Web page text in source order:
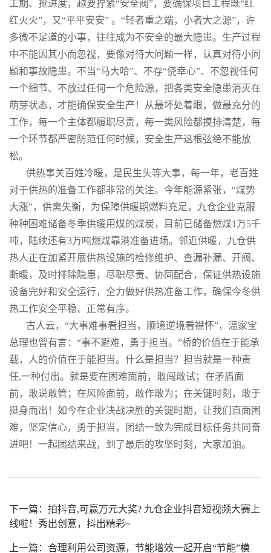
工期、抢进度，越要拧紧“安全阀”，要确保项目工程既“红
红火火”，又“平平安安” 。“轻者重之端，小者大之源”，许
多微不足道的小事，往往成为不安全的最大隐患。生产过程
中不能因其小而忽视，要像对待大问题一样，认真对待小问
题和事故隐患。不当“马大哈”、不存“侥幸心”、不忽视任何
一个细节、不放过任何一个危险源，把各类安全隐患消灭在
萌芽状态，才能确保安全生产！从最坏处着眼，做最充分的
工作，每一个主体都履职尽责，每一类风险都摸排清楚，每
一个环节都严密防范任何时候，安全生产这根弦绝不能放
松。
供热事关百姓冷暖，是民生头等大事，每一年，老百姓
对于供热的准备工作都非常的关注。今年能源紧张，“煤势
大涨”，供需失衡，为保障供暖期燃料充足，九仓企业克服
种种困难储备冬季供暖用煤的煤炭，目前已储备燃煤1万5千
吨，陆续还有3万吨燃煤靠港准备进场。邻近供暖，九仓供
热人正在加紧开展供热设施的检修维护、查漏补漏、开阀、
断暖，及时排除隐患，尽职尽责、协同配合，保证供热设施
设备完好和安全运行，全力做好供热准备工作，确保今冬供
热工作安全平稳、正常有序。
古人云，“大事难事看担当，顺境逆境看襟怀”，温家宝
总理也曾有言：“事不避难，勇于担当。”桥的价值在于能承
载，人的价值在于能担当。什么是担当？担当就是一种责
任,一种付出。就是要在困难面前，敢闯敢试；在矛盾面
前，敢说敢管；在风险面前，敢作敢为；在关键时刻，敢于
挺身而出！如今在企业决战决胜的关键时期，让我们直面困
难，坚定信心，勇于担当，团结一致为完成目标任务共同奋
进吧！一起团结来战，到了最后的攻坚时刻，大家加油。
下一篇： 拍抖音,可赢万元大奖? 九仓企业抖音短视频大赛上
线啦！秀出创意，抖出精彩~
上一篇： 合理利用公司资源，节能增效一起开启“节能”模